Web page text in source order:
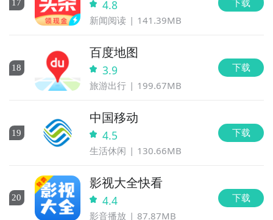
17 4.8
新闻阅读 141.39MB
18
百度地图
3.9
旅游出行 199.67MB
下载
19
中国移动
4.5
生活休闲 130.66MB
下载
20
影视大全快看
4.4
影音播放 87.87MB
下载